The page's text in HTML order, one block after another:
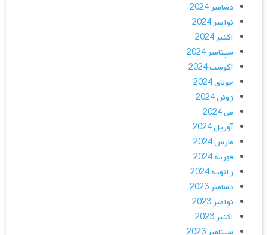
دسامبر 2024
نوامبر 2024
اکتبر 2024
سپتامبر 2024
آگوست 2024
جولای 2024
ژوئن 2024
می 2024
آوریل 2024
مارس 2024
فوریه 2024
ژانویه 2024
دسامبر 2023
نوامبر 2023
اکتبر 2023